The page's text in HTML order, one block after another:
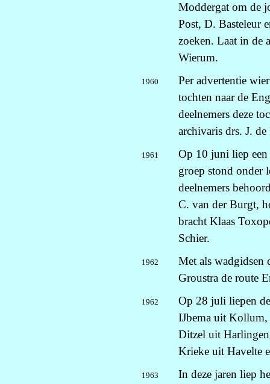
Moddergat om de
Post, D. Basteleur
zoeken. Laat in de
Wierum.
1960
Per advertentie
tochten naar de
deelnemers deze
archivaris drs. J.
1961
Op 10 juni liep een
groep stond onder
deelnemers
C. van der Burgt,
bracht Klaas
Schier.
1962
Met als wadgidsen
Groustra de route
1962
Op 28 juli liepen
IJbema uit
Ditzel uit
Krieke uit Havelte
1963
In deze jaren liep